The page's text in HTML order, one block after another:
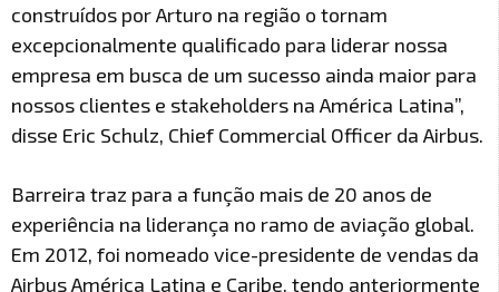
construídos por Arturo na região o tornam
excepcionalmente qualificado para liderar nossa
empresa em busca de um sucesso ainda maior para
nossos clientes e stakeholders na América Latina”,
disse Eric Schulz, Chief Commercial Officer da Airbus.
Barreira traz para a função mais de 20 anos de
experiência na liderança no ramo de aviação global.
Em 2012, foi nomeado vice-presidente de vendas da
Airbus América Latina e Caribe, tendo anteriormente